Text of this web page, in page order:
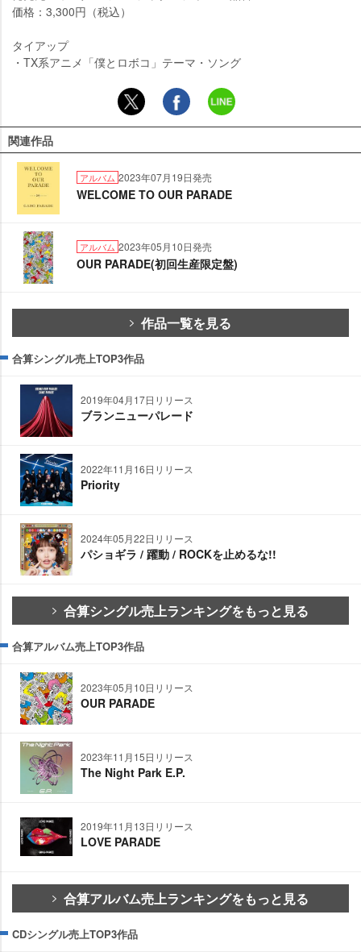
価格：3,300円（税込）
タイアップ
・TX系アニメ「僕とロボコ」テーマ・ソング
関連作品
アルバム 2023年07月19日発売
WELCOME TO OUR PARADE
アルバム 2023年05月10日発売
OUR PARADE(初回生産限定盤)
作品一覧を見る
合算シングル売上TOP3作品
2019年04月17日リリース
ブランニューパレード
2022年11月16日リリース
Priority
2024年05月22日リリース
パショギラ / 躍動 / ROCKを止めるな!!
合算シングル売上ランキングをもっと見る
合算アルバム売上TOP3作品
2023年05月10日リリース
OUR PARADE
2023年11月15日リリース
The Night Park E.P.
2019年11月13日リリース
LOVE PARADE
合算アルバム売上ランキングをもっと見る
CDシングル売上TOP3作品